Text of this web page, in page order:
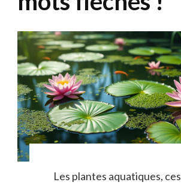
Les plantes aquatiques, ces